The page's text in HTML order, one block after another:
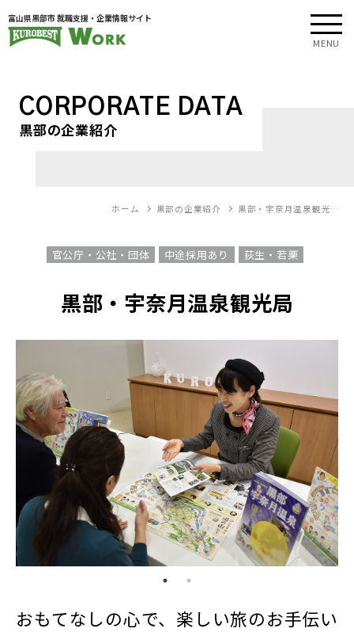
富山県黒部市 就職支援・企業情報サイト
MENU
CORPORATE DATA
黒部の企業紹介
ホーム 黒部の企業紹介 黒部・宇奈月温泉観光…
官公庁・公社・団体 中途採用あり 荻生・若栗
黒部・宇奈月温泉観光局
おもてなしの心で、楽しい旅のお手伝い